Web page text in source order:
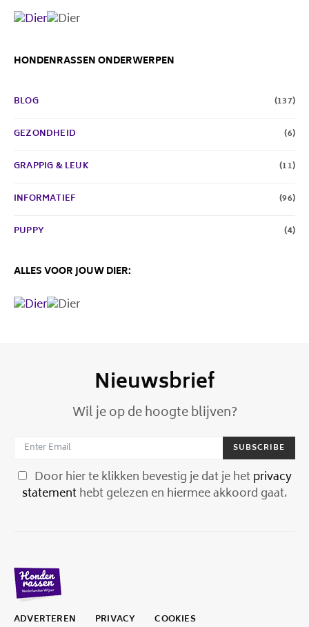
HONDENRASSEN ONDERWERPEN
BLOG (137)
GEZONDHEID (6)
GRAPPIG & LEUK (11)
INFORMATIEF (96)
PUPPY (4)
ALLES VOOR JOUW DIER:
Nieuwsbrief
Wil je op de hoogte blijven?
SUBSCRIBE
Door hier te klikken bevestig je dat je hetprivacy
statementhebt gelezen en hiermee akkoord gaat.
ADVERTEREN PRIVACY COOKIES